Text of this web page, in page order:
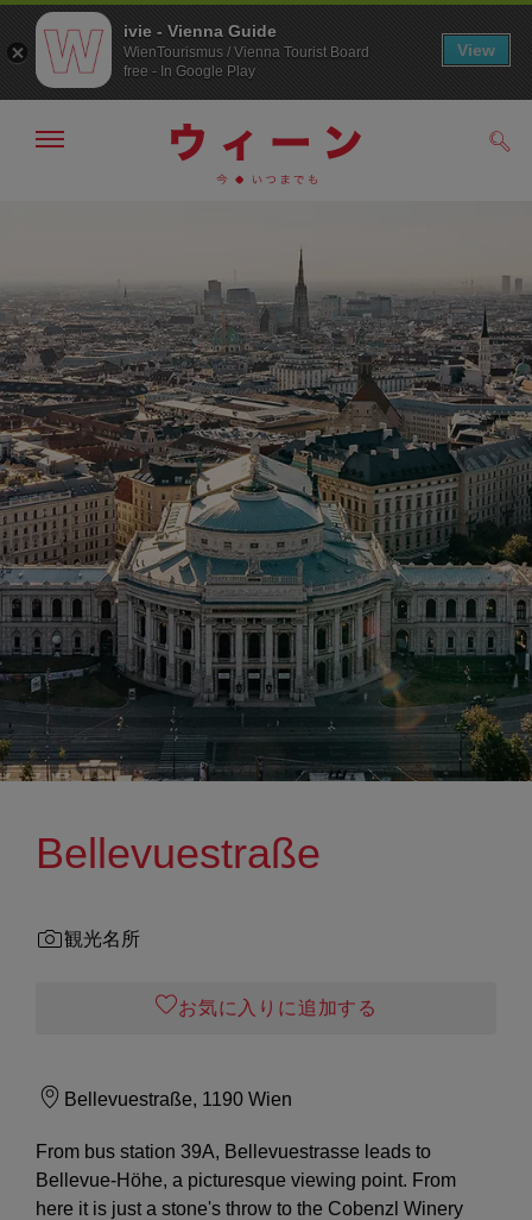
へ
ジ
の
ト
ッ
プ
へ
メ
非
表
示
Bellevuestraße
観光名所
お気に入りに追加する
Bellevuestraße, 1190 Wien
From bus station 39A, Bellevuestrasse leads to
Bellevue-Höhe, a picturesque viewing point. From
here it is just a stone's throw to the Cobenzl Winery
ivie - Vienna Guide
WienTourismus / Vienna Tourist Board
free - In Google Play
View